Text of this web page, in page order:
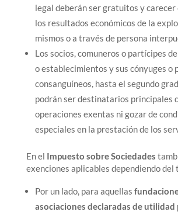
legal deberán ser gratuitos y carecer
los resultados económicos de la
mismos o a través de persona
Los socios, comuneros o partícipes
o establecimientos y sus cónyuges o
consanguíneos, hasta el segundo
podrán ser destinatarios principales
operaciones exentas ni gozar de
especiales en la prestación de los
En el Impuesto sobre Sociedades
exenciones aplicables dependiendo del
Por un lado, para aquellas
asociaciones declaradas de utilidad